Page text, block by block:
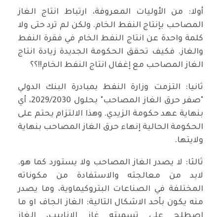
أولا: من الأوليات المعروفة، ارتباط انتاج الغاز
المصاحب بإنتاج النفط الخام. ولكن لم ترد حتى ولا
كلمة واحدة عن انتاج النفط الخام في فقرة النفط
والغاز. فكيف تحقق الحكومة الجديدة زيادة انتاج
الغاز المصاحب مع إغفال انتاج النفط الخام!!؟؟
ثانيا: التزمت وزارة النفط بمبادرة البنك الدولي
"صفر حرق الغاز المصاحب" بحلول 2029/2030، أي
بنهاية عهد حكومة الزيدي. وهذا الالتزام يحتم على
الحكومة الحالية إنهاء حرق الغاز المصاحب بنهاية
ولايتها.
ثالثا: لا يصدر الغاز المصاحب ولا يستورد كما هو.
لابد من معالجته والاستفادة من مكوناته
المختلفة في الصناعات البتروكيماوية، وما يصدر
منه يكون بأحد الاشكال التالية: الغاز الجاف او ما